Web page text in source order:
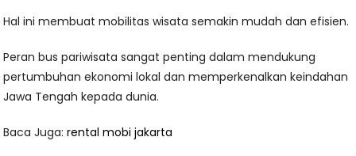
Hal ini membuat mobilitas wisata semakin mudah dan efisien.
Peran bus pariwisata sangat penting dalam mendukung
pertumbuhan ekonomi lokal dan memperkenalkan keindahan
Jawa Tengah kepada dunia.
Baca Juga:rental mobi jakarta